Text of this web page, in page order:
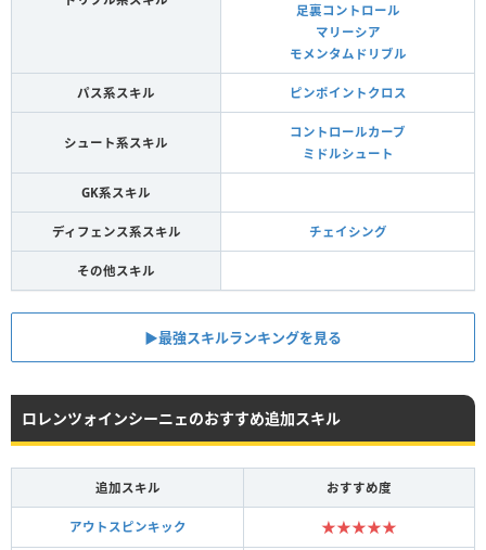
足裏コントロール
マリーシア
モメンタムドリブル
パス系スキル ピンポイントクロス
シュート系スキル
コントロールカーブ
ミドルシュート
GK系スキル
ディフェンス系スキル チェイシング
その他スキル
▶︎最強スキルランキングを見る
ロレンツォインシーニェのおすすめ追加スキル
追加スキル おすすめ度
アウトスピンキック ★★★★★